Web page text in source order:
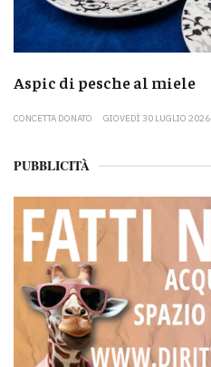
Aspic di pesche al miele
CONCETTA DONATO GIOVEDÌ 30 LUGLIO 2026
PUBBLICITÀ